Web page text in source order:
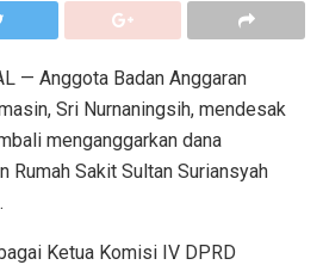
— Anggota Badan Anggaran
Sri Nurnaningsih, mendesak
menganggarkan dana
Rumah Sakit Sultan Suriansyah
Ketua Komisi IV DPRD